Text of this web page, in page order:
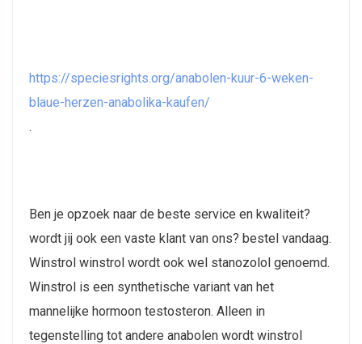
https://speciesrights.org/anabolen-kuur-6-weken-
blaue-herzen-anabolika-kaufen/
.
Ben je opzoek naar de beste service en kwaliteit?
wordt jij ook een vaste klant van ons? bestel vandaag.
Winstrol winstrol wordt ook wel stanozolol genoemd.
Winstrol is een synthetische variant van het
mannelijke hormoon testosteron. Alleen in
tegenstelling tot andere anabolen wordt winstrol